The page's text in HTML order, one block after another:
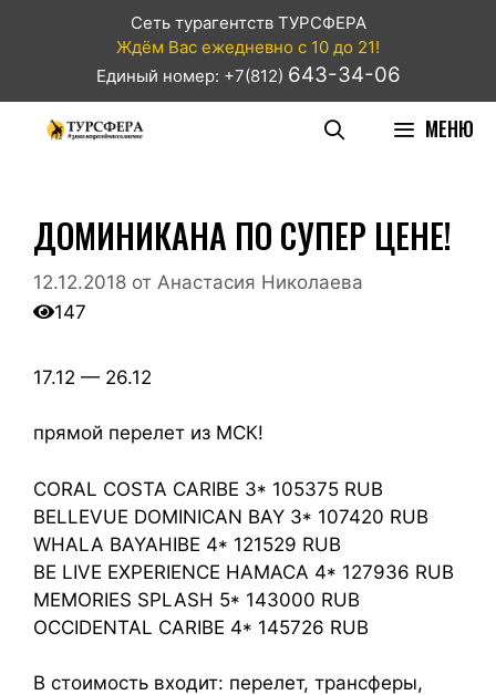
Сеть турагентств ТУРСФЕРА
Ждём Вас ежедневно с 10 до 21!
Единый номер: +7(812) 643-34-06
МЕНЮ
ДОМИНИКАНА ПО СУПЕР ЦЕНЕ!
12.12.2018 от Анастасия Николаева
147
17.12 — 26.12
прямой перелет из МСК!
CORAL COSTA CARIBE 3* 105375 RUB
BELLEVUE DOMINICAN BAY 3* 107420 RUB
WHALA BAYAHIBE 4* 121529 RUB
BE LIVE EXPERIENCE HAMACA 4* 127936 RUB
MEMORIES SPLASH 5* 143000 RUB
OCCIDENTAL CARIBE 4* 145726 RUB
В стоимость входит: перелет, трансферы,